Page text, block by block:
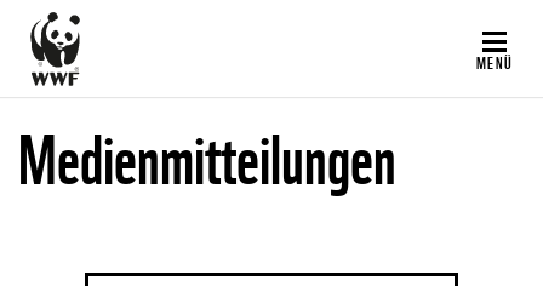
Direkt
zum
Inhalt
MENÜ
Medienmitteilungen